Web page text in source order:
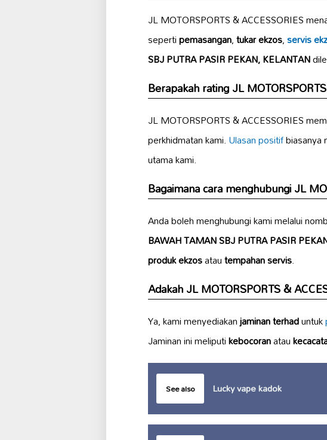
JL MOTORSPORTS & ACCESSORIES
sepertipemasangan,tukar ekzos,servis
SBJ PUTRA PASIR PEKAN, KELANTAN
Berapakah rating JL
JL MOTORSPORTS & ACCESSORIES
perkhidmatan kami.Ulasan positifbiasanya
utama kami.
Bagaimana cara menghubungi JL
Anda boleh menghubungi kami melalui
BAWAH TAMAN SBJ PUTRA PASIR
produk ekzosatautempahan servis.
Adakah JL MOTORSPORTS &
Ya, kami menyediakanjaminan terhaduntuk
Jaminan ini meliputikebocoranatau
See also Lucky vape kadok